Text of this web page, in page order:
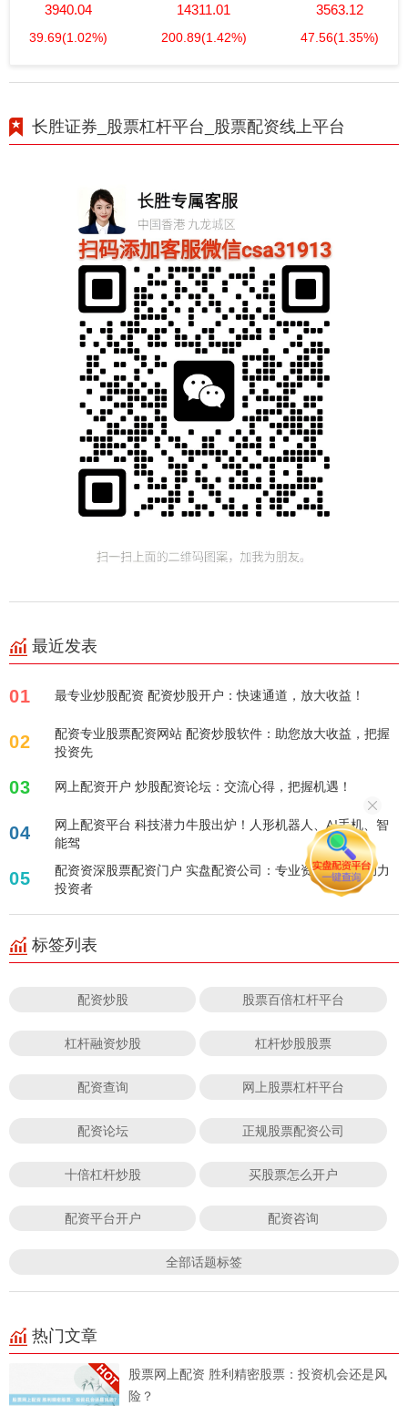
3940.04
39.69(1.02%)
14311.01
200.89(1.42%)
3563.12
47.56(1.35%)
长胜证券_股票杠杆平台_股票配资线上平台
最近发表
01 最专业炒股配资 配资炒股开户：快速通道，放大收益！
02
配资专业股票配资网站 配资炒股软件：助您放大收益，把握
投资先
03 网上配资开户 炒股配资论坛：交流心得，把握机遇！
04
网上配资平台 科技潜力牛股出炉！人形机器人、AI手机、智
能驾
05
配资资深股票配资门户 实盘配资公司：专业资金配比，助力
投资者
标签列表
配资炒股 股票百倍杠杆平台
杠杆融资炒股 杠杆炒股股票
配资查询 网上股票杠杆平台
配资论坛 正规股票配资公司
十倍杠杆炒股 买股票怎么开户
配资平台开户 配资咨询
全部话题标签
热门文章
股票网上配资 胜利精密股票：投资机会还是风
险？